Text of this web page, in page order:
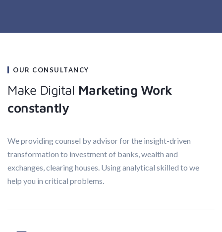
OUR CONSULTANCY
Make Digital Marketing Work
constantly
We providing counsel by advisor for the insight-driven
transformation to investment of banks, wealth and
exchanges, clearing houses. Using analytical skilled to we
help you in critical problems.